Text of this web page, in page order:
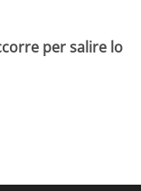
per salire lo